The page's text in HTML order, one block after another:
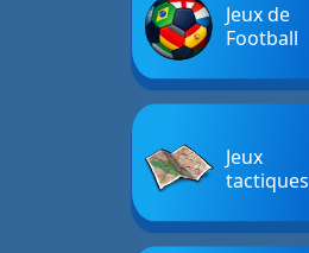
Jeux de
Football
Jeux
tactiques